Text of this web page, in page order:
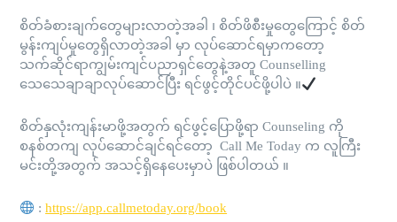
စိတ်ခံစားချက်တွေများလာတဲ့အခါ ၊ စိတ်ဖိစီးမှုတွေကြောင့် စိတ်
မွန်းကျပ်မှုတွေရှိလာတဲ့အခါ မှာ လုပ်ဆောင်ရမှာကတော့
သက်ဆိုင်ရာကျွမ်းကျင်ပညာရှင်တွေနဲ့အတူ Counselling
သေသေချာချာလုပ်ဆောင်ပြီး ရင်ဖွင့်တိုင်ပင်ဖို့ပါပဲ ။
စိတ်နှလုံးကျန်းမာဖို့အတွက် ရင်ဖွင့်ပြောဖို့ရာ Counseling ကို
စနစ်တကျ လုပ်ဆောင်ချင်ရင်တော့ Call Me Today က လူကြီး
မင်းတို့အတွက် အသင့်ရှိနေပေးမှာပဲ ဖြစ်ပါတယ် ။
:https://app.callmetoday.org/book